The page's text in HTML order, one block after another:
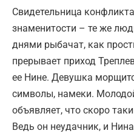
Свидетельница
знаменитости – те же
днями рыбачат, как
прерывает приход
ее Нине. Девушка
символы, намеки.
объявляет, что скоро
Ведь он неудачник, и